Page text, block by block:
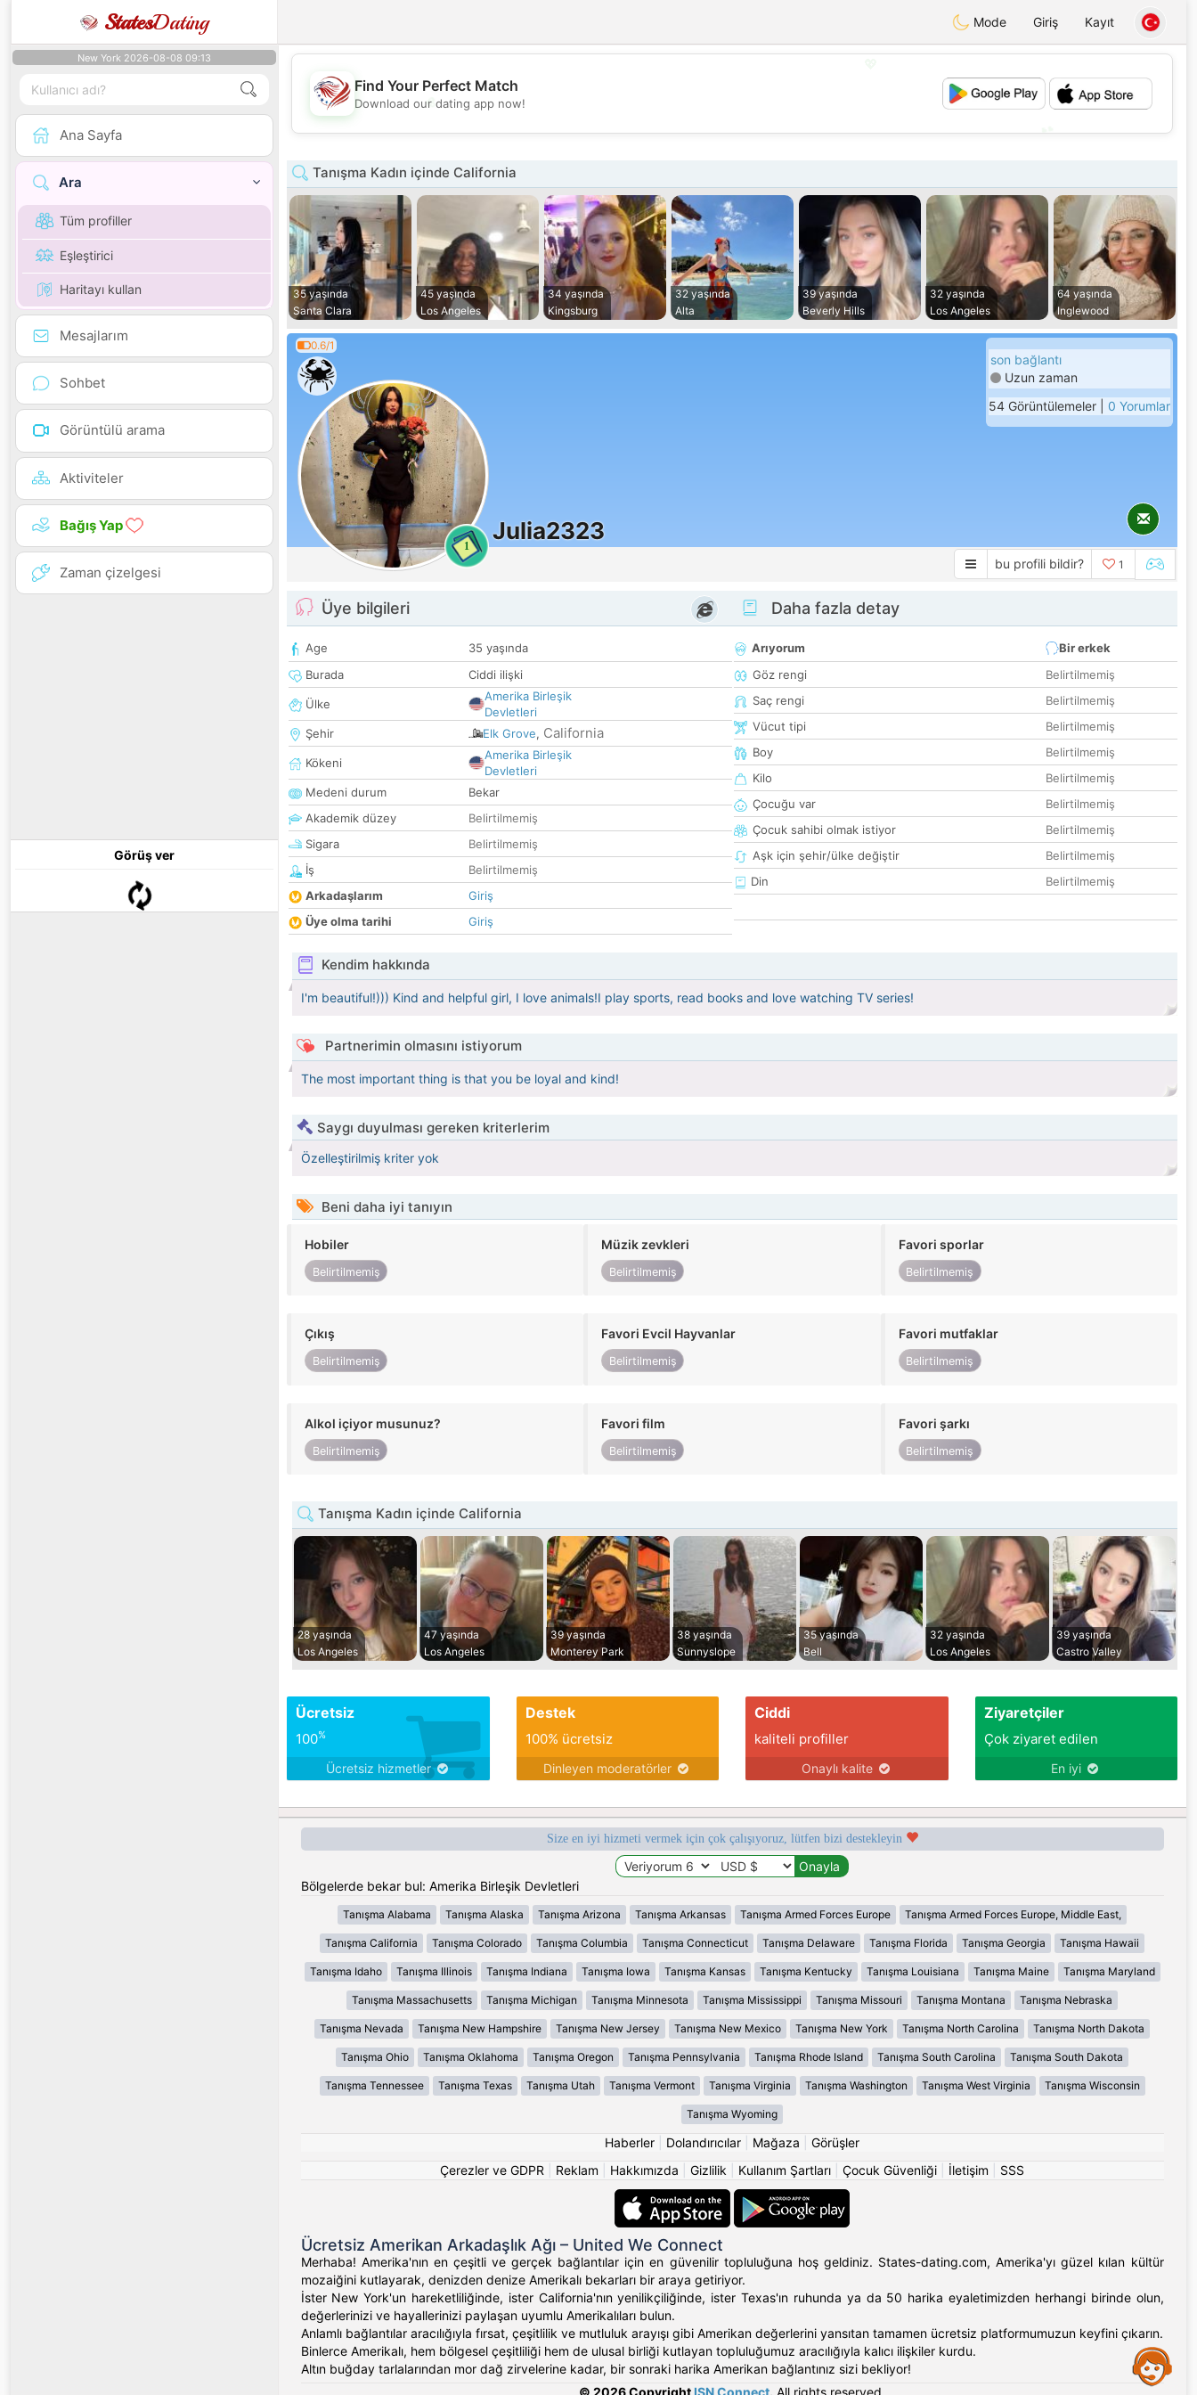
StatesDating Mode Giriş Kayıt
New York 2026-08-08 09:13
Ana Sayfa
Ara
Tüm profiller
Eşleştirici
Haritayı kullan
Mesajlarım
Sohbet
Görüntülü arama
Aktiviteler
Bağış Yap
Zaman çizelgesi
Görüş ver
💖
💕
Find Your Perfect Match
Download our dating app now!
Tanışma Kadın içinde California
35 yaşında
Santa Clara
45 yaşında
Los Angeles
34 yaşında
Kingsburg
32 yaşında
Alta
39 yaşında
Beverly Hills
32 yaşında
Los Angeles
64 yaşında
Inglewood
0.6/1
1
Julia2323
son bağlantı
Uzun zaman
54 Görüntülemeler | 0 Yorumlar
bu profili bildir? 1
Üye bilgileri
Age
35 yaşında
Burada
Ciddi ilişki
Ülke
Amerika Birleşik
Devletleri
Şehir
Elk Grove, California
Kökeni
Amerika Birleşik
Devletleri
Medeni durum
Bekar
Akademik düzey
Belirtilmemiş
Sigara
Belirtilmemiş
İş
Belirtilmemiş
Arkadaşlarım
Giriş
Üye olma tarihi
Giriş
Daha fazla detay
Arıyorum
Bir erkek
Göz rengi
Belirtilmemiş
Saç rengi
Belirtilmemiş
Vücut tipi
Belirtilmemiş
Boy
Belirtilmemiş
Kilo
Belirtilmemiş
Çocuğu var
Belirtilmemiş
Çocuk sahibi olmak istiyor
Belirtilmemiş
Aşk için şehir/ülke değiştir
Belirtilmemiş
Din
Belirtilmemiş
Kendim hakkında
I'm beautiful!))) Kind and helpful girl, I love animals!I play sports, read books and love watching TV series!
Partnerimin olmasını istiyorum
The most important thing is that you be loyal and kind!
Saygı duyulması gereken kriterlerim
Özelleştirilmiş kriter yok
Beni daha iyi tanıyın
Hobiler
Belirtilmemiş
Müzik zevkleri
Belirtilmemiş
Favori sporlar
Belirtilmemiş
Çıkış
Belirtilmemiş
Favori Evcil Hayvanlar
Belirtilmemiş
Favori mutfaklar
Belirtilmemiş
Alkol içiyor musunuz?
Belirtilmemiş
Favori film
Belirtilmemiş
Favori şarkı
Belirtilmemiş
Tanışma Kadın içinde California
28 yaşında
Los Angeles
47 yaşında
Los Angeles
39 yaşında
Monterey Park
38 yaşında
Sunnyslope
35 yaşında
Bell
32 yaşında
Los Angeles
39 yaşında
Castro Valley
Ücretsiz
100%
Ücretsiz hizmetler
Destek
100% ücretsiz
Dinleyen moderatörler
Ciddi
kaliteli profiller
Onaylı kalite
Ziyaretçiler
Çok ziyaret edilen
En iyi
Size en iyi hizmeti vermek için çok çalışıyoruz, lütfen bizi destekleyin
Bölgelerde bekar bul: Amerika Birleşik Devletleri
Tanışma Alabama Tanışma Alaska Tanışma Arizona Tanışma Arkansas Tanışma Armed Forces Europe Tanışma Armed Forces Europe, Middle East,
Tanışma California Tanışma Colorado Tanışma Columbia Tanışma Connecticut Tanışma Delaware Tanışma Florida Tanışma Georgia Tanışma Hawaii
Tanışma Idaho Tanışma Illinois Tanışma Indiana Tanışma Iowa Tanışma Kansas Tanışma Kentucky Tanışma Louisiana Tanışma Maine Tanışma Maryland
Tanışma Massachusetts Tanışma Michigan Tanışma Minnesota Tanışma Mississippi Tanışma Missouri Tanışma Montana Tanışma Nebraska
Tanışma Nevada Tanışma New Hampshire Tanışma New Jersey Tanışma New Mexico Tanışma New York Tanışma North Carolina Tanışma North Dakota
Tanışma Ohio Tanışma Oklahoma Tanışma Oregon Tanışma Pennsylvania Tanışma Rhode Island Tanışma South Carolina Tanışma South Dakota
Tanışma Tennessee Tanışma Texas Tanışma Utah Tanışma Vermont Tanışma Virginia Tanışma Washington Tanışma West Virginia Tanışma Wisconsin
Tanışma Wyoming
Haberler Dolandırıcılar Mağaza
Görüşler
Çerezler ve GDPR
Reklam Hakkımızda Gizlilik Kullanım Şartları Çocuk Güvenliği İletişim SSS
Ücretsiz Amerikan Arkadaşlık Ağı – United We Connect
Merhaba! Amerika'nın en çeşitli ve gerçek bağlantılar için en güvenilir topluluğuna hoş geldiniz. States-dating.com, Amerika'yı güzel kılan kültür
mozaiğini kutlayarak, denizden denize Amerikalı bekarları bir araya getiriyor.
İster New York'un hareketliliğinde, ister California'nın yenilikçiliğinde, ister Texas'ın ruhunda ya da 50 harika eyaletimizden herhangi birinde olun,
değerlerinizi ve hayallerinizi paylaşan uyumlu Amerikalıları bulun.
Anlamlı bağlantılar aracılığıyla fırsat, çeşitlilik ve mutluluk arayışı gibi Amerikan değerlerini yansıtan tamamen ücretsiz platformumuzun keyfini çıkarın.
Binlerce Amerikalı, hem bölgesel çeşitliliği hem de ulusal birliği kutlayan topluluğumuz aracılığıyla kalıcı ilişkiler kurdu.
Altın buğday tarlalarından mor dağ zirvelerine kadar, bir sonraki harika Amerikan bağlantınız sizi bekliyor!
© 2026 Copyright ISN Connect All rights reserved.
Assistance